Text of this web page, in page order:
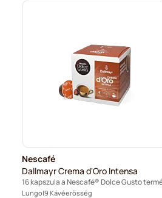
Nescafé
Dallmayr Crema d'Oro Intensa
Lungo 9 Kávéerősség